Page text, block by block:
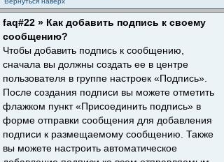
faq#22 » Как добавить подпись к своему
сообщению?
Чтобы добавить подпись к сообщению,
сначала вы должны создать ее в центре
пользователя в группе настроек «Подпись».
После создания подписи вы можете отметить
флажком пункт «Присоединить подпись» в
форме отправки сообщения для добавления
подписи к размещаемому сообщению. Также
вы можете настроить автоматическое